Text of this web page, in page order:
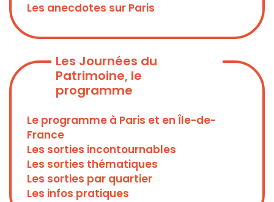
Les anecdotes sur Paris
Les Journées du
Patrimoine, le
programme
Le programme à Paris et en Île-de-
France
Les sorties incontournables
Les sorties thématiques
Les sorties par quartier
Les infos pratiques